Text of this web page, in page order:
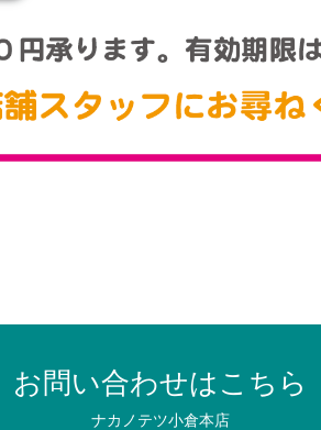
お問い合わせはこちら
ナカノテツ小倉本店